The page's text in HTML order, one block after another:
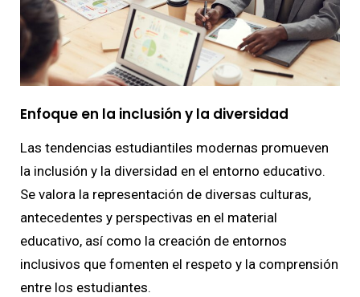
Enfoque en la inclusión y la diversidad
Las tendencias estudiantiles modernas promueven
la inclusión y la diversidad en el entorno educativo.
Se valora la representación de diversas culturas,
antecedentes y perspectivas en el material
educativo, así como la creación de entornos
inclusivos que fomenten el respeto y la comprensión
entre los estudiantes.